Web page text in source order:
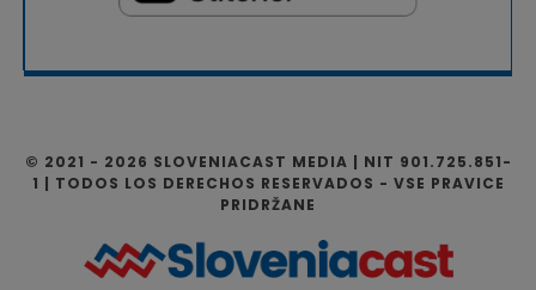
© 2021 - 2026 SLOVENIACAST MEDIA | NIT 901.725.851-
1 | TODOS LOS DERECHOS RESERVADOS - VSE PRAVICE
PRIDRŽANE